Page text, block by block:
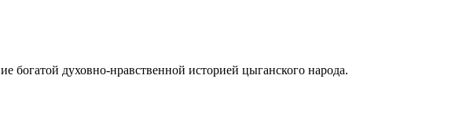
богатой духовно-нравственной историей цыганского народа.